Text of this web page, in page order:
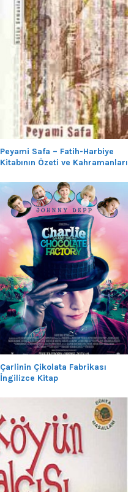
Peyami Safa – Fatih-Harbiye
Kitabının Özeti ve Kahramanları
Çarlinin Çikolata Fabrikası
İngilizce Kitap